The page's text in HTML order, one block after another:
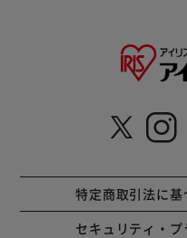
特定商取引法に
セキュリティ・